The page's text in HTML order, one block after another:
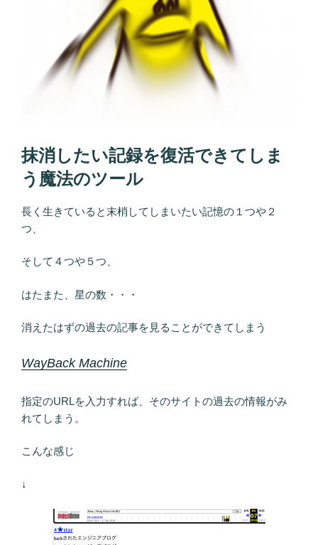
抹消したい記録を復活できてしま
う魔法のツール
長く生きていると末梢してしまいたい記憶の１つや２
つ、
そして４つや５つ、
はたまた、星の数・・・
消えたはずの過去の記事を見ることができてしまう
WayBack Machine
指定のURLを入力すれば、そのサイトの過去の情報がみ
れてしまう。
こんな感じ
↓